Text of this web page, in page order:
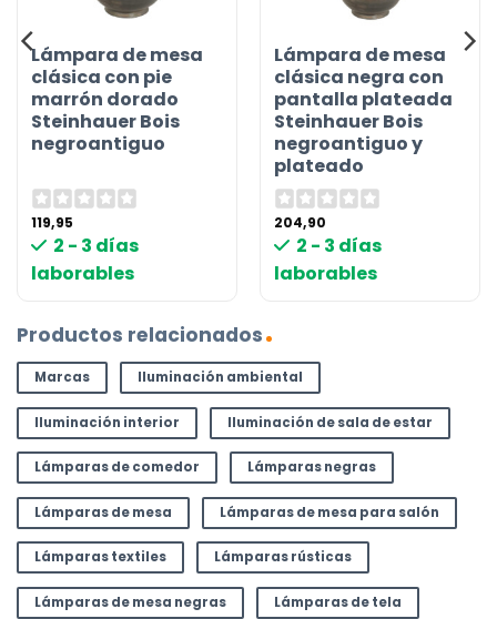
Lámpara de mesa
clásica con pie
marrón dorado
Steinhauer Bois
negroantiguo
119,95
2 - 3 días
laborables
Lámpara de mesa
clásica negra con
pantalla plateada
Steinhauer Bois
negroantiguo y
plateado
204,90
2 - 3 días
laborables
Productos relacionados
Marcas Iluminación ambiental
Iluminación interior Iluminación de sala de estar
Lámparas de comedor Lámparas negras
Lámparas de mesa Lámparas de mesa para salón
Lámparas textiles Lámparas rústicas
Lámparas de mesa negras Lámparas de tela